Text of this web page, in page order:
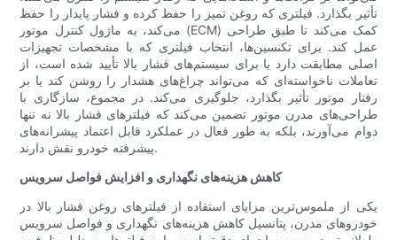
تأثیر بگذارد. فیلتری که روغن تمیز را حفظ کرده و فشار پایدار را حفظ
می‌کند، به ماژول کنترل موتور (ECM) کمک می‌کند تا طبق طراحی
عمل کند. برای تکنسین‌ها، انتخاب فیلتری که با مشخصات تجهیزات
اصلی مطابقت دارد یا برای سیستم‌های فشار بالا تأیید شده است، از
تعاملات ناخواسته‌ای که می‌تواند چراغ‌های هشدار را روشن کند یا بر
رفتار موتور تأثیر بگذارد، جلوگیری می‌کند. در مجموع، سازگاری با
طراحی‌های مدرن موتور تضمین می‌کند که فیلترهای فشار بالا نه تنها
دوام می‌آورند، بلکه به طور فعال در عملکرد قابل اعتماد پیشرانه‌های
پیشرفته خودرو نقش دارند.
کاهش هزینه‌های نگهداری و افزایش فواصل سرویس
یکی از ملموس‌ترین مزایای استفاده از فیلترهای روغن فشار بالا در
خودروهای مدرن، پتانسیل کاهش هزینه‌های نگهداری و فواصل سرویس